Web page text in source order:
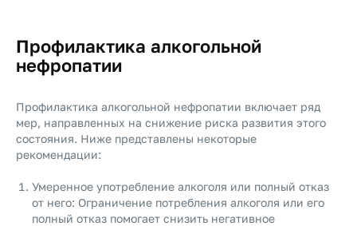
Профилактика алкогольной
нефропатии
Профилактика алкогольной нефропатии включает ряд
мер, направленных на снижение риска развития этого
состояния. Ниже представлены некоторые
рекомендации:
Умеренное употребление алкоголя или полный отказ
от него: Ограничение потребления алкоголя или его
полный отказ помогает снизить негативное